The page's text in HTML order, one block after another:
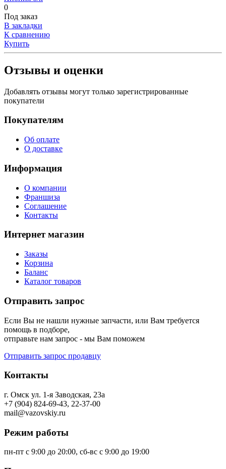
0
Под заказ
В закладки
К сравнению
Купить
Отзывы и оценки
Добавлять отзывы могут только зарегистрированные
покупатели
Покупателям
Об оплате
О доставке
Информация
О компании
Франшиза
Соглашение
Контакты
Интернет магазин
Заказы
Корзина
Баланс
Каталог товаров
Отправить запрос
Если Вы не нашли нужные запчасти, или Вам требуется
помощь в подборе,
отправьте нам запрос - мы Вам поможем
Отправить запрос продавцу
Контакты
г. Омск ул. 1-я Заводская, 23а
+7 (904) 824-69-43, 22-37-00
mail@vazovskiy.ru
Режим работы
пн-пт с 9:00 до 20:00, сб-вс с 9:00 до 19:00